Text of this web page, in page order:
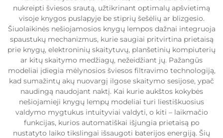
nukreipti šviesos srautą, užtikrinant optimalų apšvietimą
visoje knygos puslapyje be stiprių šešėlių ar blizgesio.
Šiuolaikinės nešiojamosios knygų lempos dažnai integruoja
spaustukų mechanizmus, kurie saugiai pritvirtina prietaisą
prie knygų, elektroninių skaitytuvų, planšetinių kompiuterių
ar kitų skaitymo medžiagų, nežeidžiant jų. Pažangūs
modeliai įdiegia mėlynosios šviesos filtravimo technologiją,
kad sumažintų akų nuovargį ilgose skaitymo sesijose, ypač
naudingą naudojant naktį. Kai kurie aukštos kokybės
nešiojamieji knygų lempų modeliai turi liestiškuosius
valdymo mygtukus intuityviai valdyti, o kiti – laikmačio
funkcijas, kurios automatiškai išjungia prietaisą po
nustatyto laiko tikslingai išsaugoti baterijos energiją. Šių